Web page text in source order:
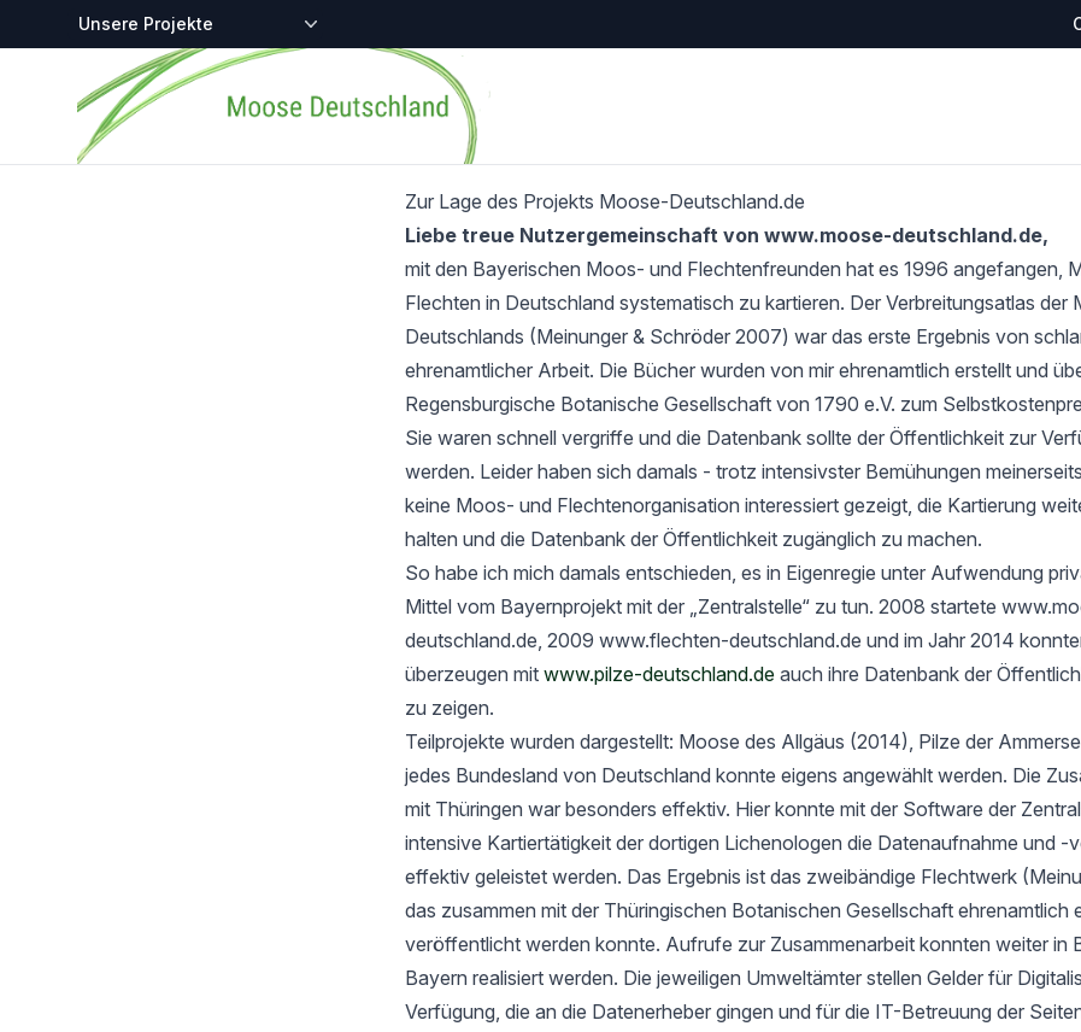
Zentralstellen-Projekte
Startseite
Zur Lage des Projekts Moose-Deutschland.de
Liebe treue Nutzergemeinschaft von www.moose-deutschland.de,
mit den Bayerischen Moos- und Flechtenfreunden hat es 1996 angefangen,
Flechten in Deutschland systematisch zu kartieren. Der Verbreitungsatlas der
Deutschlands (Meinunger & Schröder 2007) war das erste Ergebnis von
ehrenamtlicher Arbeit. Die Bücher wurden von mir ehrenamtlich erstellt und
Regensburgische Botanische Gesellschaft von 1790 e.V. zum
Sie waren schnell vergriffe und die Datenbank sollte der Öffentlichkeit zur
werden. Leider haben sich damals - trotz intensivster Bemühungen
keine Moos- und Flechtenorganisation interessiert gezeigt, die Kartierung
halten und die Datenbank der Öffentlichkeit zugänglich zu machen.
So habe ich mich damals entschieden, es in Eigenregie unter Aufwendung
Mittel vom Bayernprojekt mit der „Zentralstelle“ zu tun. 2008 startete
deutschland.de, 2009 www.flechten-deutschland.de und im Jahr 2014
überzeugen mit www.pilze-deutschland.de auch ihre Datenbank der
zu zeigen.
Teilprojekte wurden dargestellt: Moose des Allgäus (2014), Pilze der
jedes Bundesland von Deutschland konnte eigens angewählt werden. Die
mit Thüringen war besonders effektiv. Hier konnte mit der Software der
intensive Kartiertätigkeit der dortigen Lichenologen die Datenaufnahme und -
effektiv geleistet werden. Das Ergebnis ist das zweibändige Flechtwerk
das zusammen mit der Thüringischen Botanischen Gesellschaft ehrenamtlich
veröffentlicht werden konnte. Aufrufe zur Zusammenarbeit konnten weiter in
Bayern realisiert werden. Die jeweiligen Umweltämter stellen Gelder für
Verfügung, die an die Datenerheber gingen und für die IT-Betreuung der